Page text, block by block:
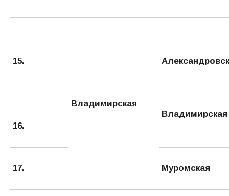
15.
Владимирская
16.
Владимирская
17. Муромская